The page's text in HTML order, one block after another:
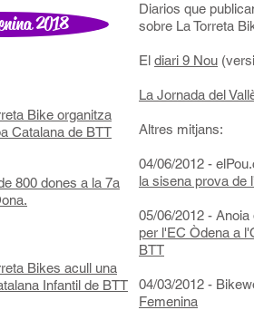
Bike organitza
Catalana de BTT
800 dones a la 7a
Bikes acull una
Infantil de BTT
Diarios que
sobre La Torreta
El diari 9 Nou
La Jornada del
Altres mitjans:
04/06/2012 -
la sisena prova de
05/06/2012 -
per l'EC Òdena a
BTT​
04/03/2012 -
Femenina
2018